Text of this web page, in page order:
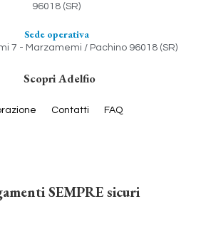
96018 (SR)
Sede operativa
7 - Marzamemi / Pachino 96018 (SR)
Scopri Adelfio
Contatti
FAQ
SEMPRE sicuri